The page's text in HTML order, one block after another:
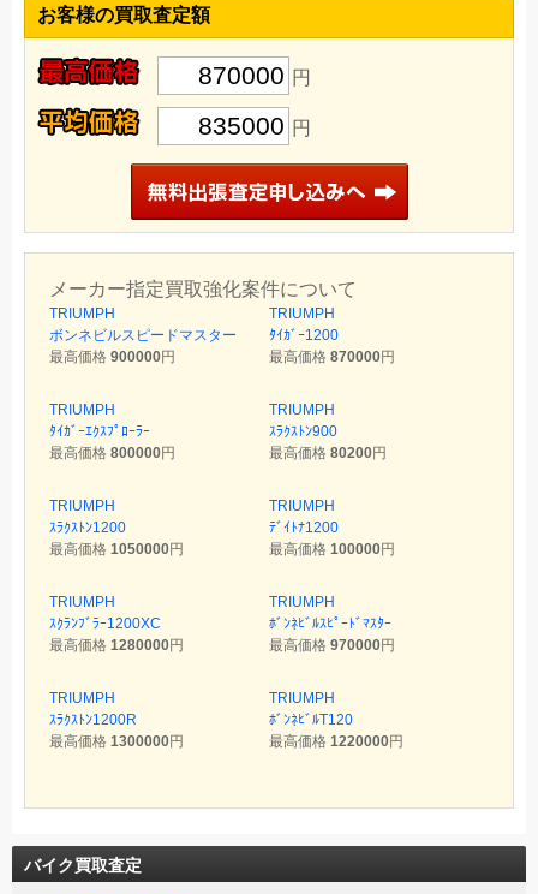
お客様の買取査定額
870000 円
835000 円
メーカー指定買取強化案件について
TRIUMPH
ボンネビルスピードマスター
最高価格 900000円
TRIUMPH
ﾀｲｶﾞｰ1200
最高価格 870000円
TRIUMPH
ﾀｲｶﾞｰｴｸｽﾌﾟﾛｰﾗｰ
最高価格 800000円
TRIUMPH
ｽﾗｸｽﾄﾝ900
最高価格 80200円
TRIUMPH
ｽﾗｸｽﾄﾝ1200
最高価格 1050000円
TRIUMPH
ﾃﾞｲﾄﾅ1200
最高価格 100000円
TRIUMPH
ｽｸﾗﾝﾌﾞﾗｰ1200XC
最高価格 1280000円
TRIUMPH
ﾎﾞﾝﾈﾋﾞﾙｽﾋﾟｰﾄﾞﾏｽﾀｰ
最高価格 970000円
TRIUMPH
ｽﾗｸｽﾄﾝ1200R
最高価格 1300000円
TRIUMPH
ﾎﾞﾝﾈﾋﾞﾙT120
最高価格 1220000円
バイク買取査定